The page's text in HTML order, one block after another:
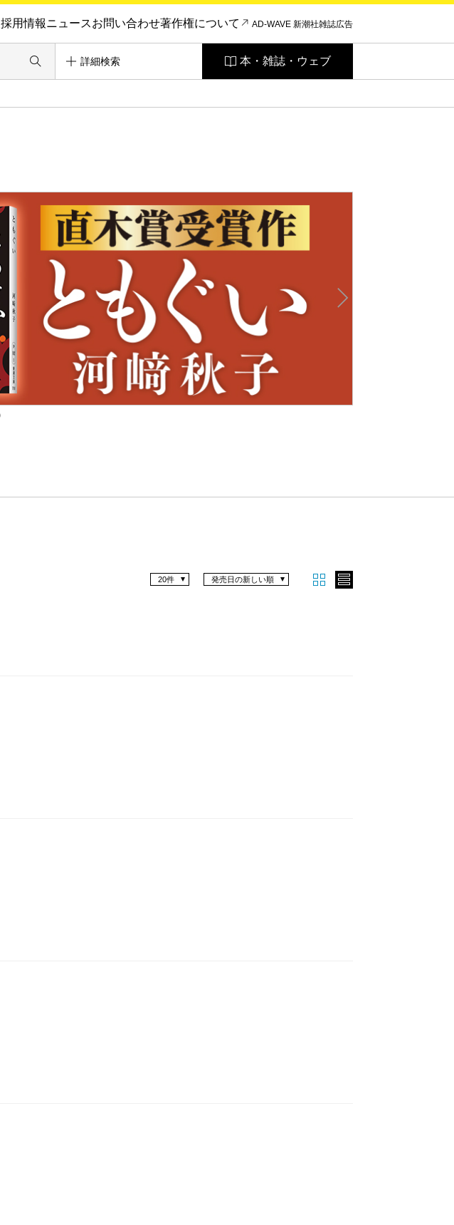
採用情報ニュースお問い合わせ著作権について AD-WAVE 新潮社雑誌広告
詳細検索 本・雑誌・ウェブ
発売日の新しい順
20件